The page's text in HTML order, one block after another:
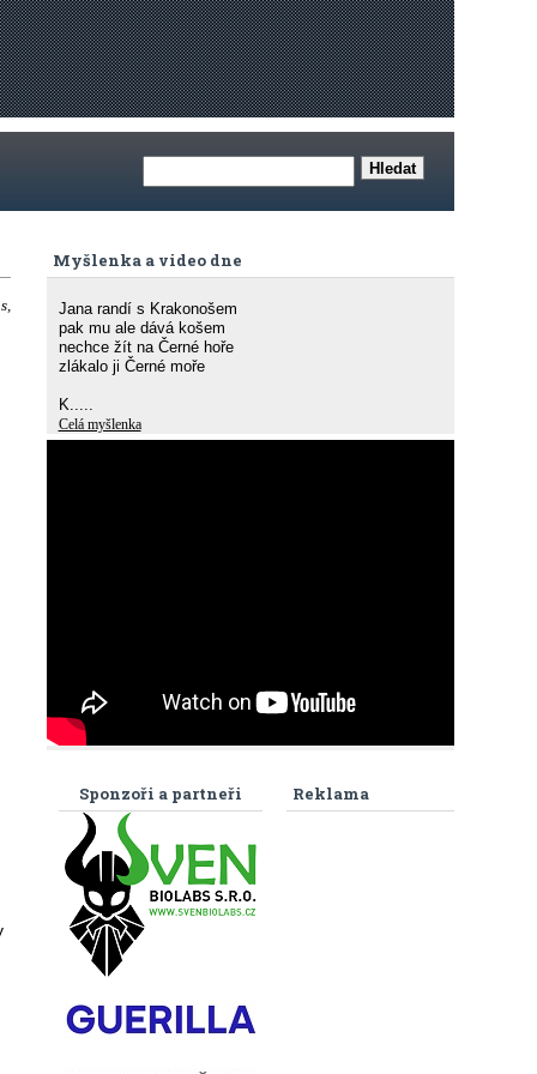
Myšlenka a video dne
Jana randí s Krakonošem
pak mu ale dává košem
nechce žít na Černé hoře
zlákalo ji Černé moře
K.....
Celá myšlenka
Reklama
Sponzoři a partneři